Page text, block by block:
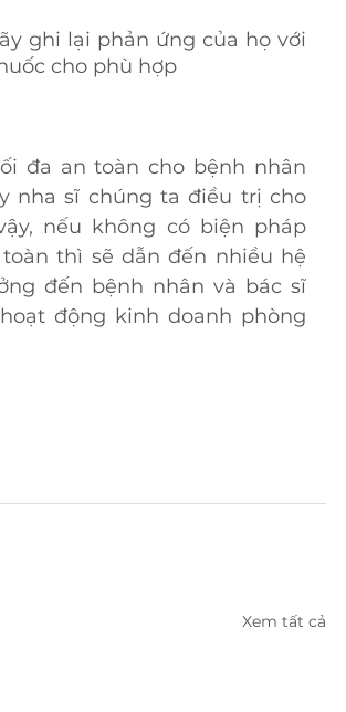
ghi lại phản ứng của họ với
cho phù hợp
đa an toàn cho bệnh nhân
nha sĩ chúng ta điều trị cho
nếu không có biện pháp
thì sẽ dẫn đến nhiều hệ
đến bệnh nhân và bác sĩ
động kinh doanh phòng
Xem tất cả